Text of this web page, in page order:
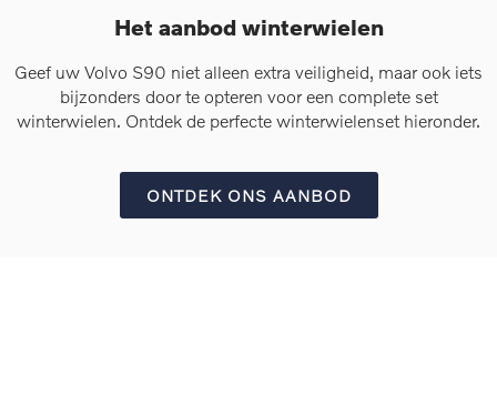
Het aanbod winterwielen
Geef uw Volvo S90 niet alleen extra veiligheid, maar ook iets
bijzonders door te opteren voor een complete set
winterwielen. Ontdek de perfecte winterwielenset hieronder.
ONTDEK ONS AANBOD